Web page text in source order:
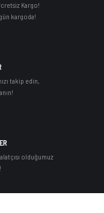
Kargo!
kargoda!
takip edin,
olduğumuz